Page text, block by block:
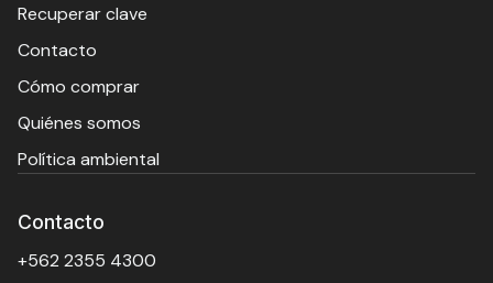
Recuperar clave
Contacto
Cómo comprar
Quiénes somos
Política ambiental
Contacto
+562 2355 4300